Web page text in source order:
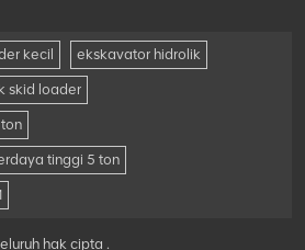
kecil ekskavator hidrolik
skid loader
tinggi 5 ton
hak cipta .